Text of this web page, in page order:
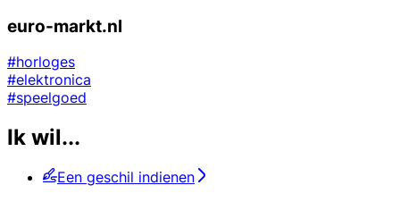
euro-markt.nl
#horloges
#elektronica
#speelgoed
Ik wil...
Een geschil indienen